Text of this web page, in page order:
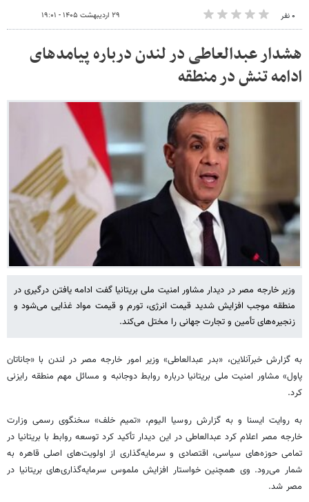
۰ نفر ۲۹ اردیبهشت ۱۴۰۵ - ۱۹:۰۱
هشدار عبدالعاطی در لندن درباره پیامدهای
ادامه تنش در منطقه
وزیر خارجه مصر در دیدار مشاور امنیت ملی بریتانیا گفت ادامه یافتن درگیری در
منطقه موجب افزایش شدید قیمت انرژی، تورم و قیمت مواد غذایی می‌شود و
زنجیره‌های تأمین و تجارت جهانی را مختل می‌کند.
به گزارش خبرآنلاین، «بدر عبدالعاطی» وزیر امور خارجه مصر در لندن با «جاناتان
پاول» مشاور امنیت ملی بریتانیا درباره روابط دوجانبه و مسائل مهم منطقه رایزنی
کرد.
به روایت ایسنا و به گزارش روسیا الیوم، «تمیم خلف» سخنگوی رسمی وزارت
خارجه مصر اعلام کرد عبدالعاطی در این دیدار تأکید کرد توسعه روابط با بریتانیا در
تمامی حوزه‌های سیاسی، اقتصادی و سرمایه‌گذاری از اولویت‌های اصلی قاهره به
شمار می‌رود. وی همچنین خواستار افزایش ملموس سرمایه‌گذاری‌های بریتانیا در
مصر شد.